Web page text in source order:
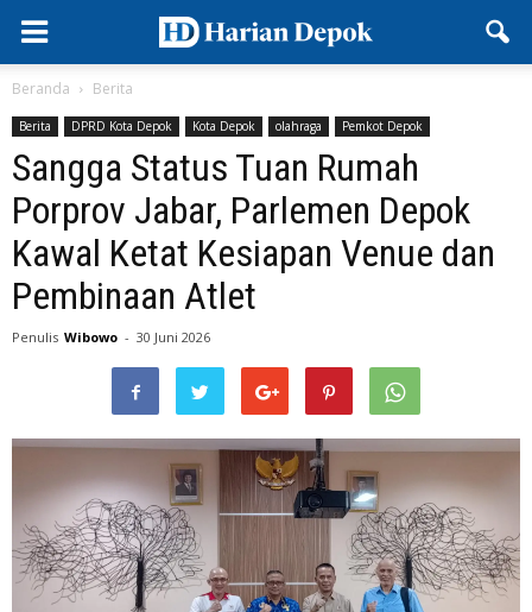
Beranda Berita
Berita DPRD Kota Depok Kota Depok olahraga Pemkot Depok
Sangga Status Tuan Rumah
Porprov Jabar, Parlemen Depok
Kawal Ketat Kesiapan Venue dan
Pembinaan Atlet
Penulis Wibowo - 30 Juni 2026